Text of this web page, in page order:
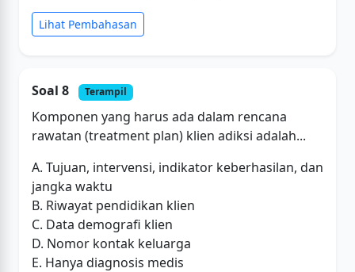
Lihat Pembahasan
Soal 8 Terampil
Komponen yang harus ada dalam rencana
rawatan (treatment plan) klien adiksi adalah...
A. Tujuan, intervensi, indikator keberhasilan, dan
jangka waktu
B. Riwayat pendidikan klien
C. Data demografi klien
D. Nomor kontak keluarga
E. Hanya diagnosis medis